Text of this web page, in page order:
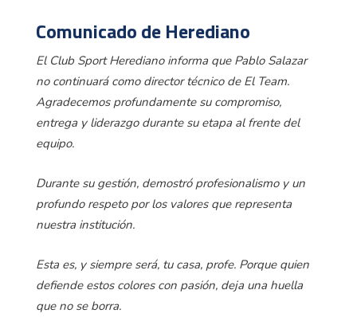
Comunicado de Herediano
El Club Sport Herediano informa que Pablo Salazar
no continuará como director técnico de El Team.
Agradecemos profundamente su compromiso,
entrega y liderazgo durante su etapa al frente del
equipo.
Durante su gestión, demostró profesionalismo y un
profundo respeto por los valores que representa
nuestra institución.
Esta es, y siempre será, tu casa, profe. Porque quien
defiende estos colores con pasión, deja una huella
que no se borra.